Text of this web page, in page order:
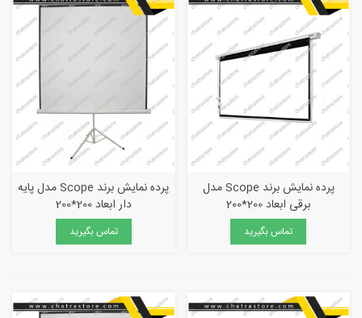
پرده نمایش برند Scope مدل
برقی ابعاد 200*200
تماس بگیرید
پرده نمایش برند Scope مدل پایه
دار ابعاد 200*200
تماس بگیرید